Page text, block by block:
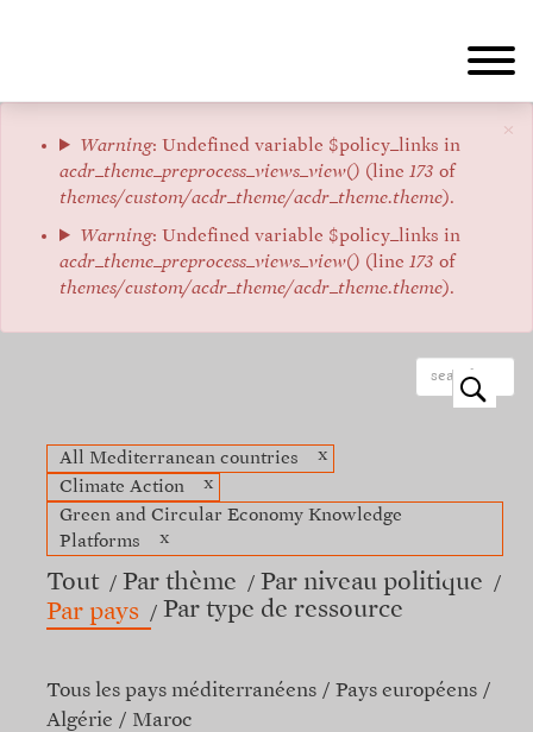
×
Message
d'erreur
Warning: Undefined variable $policy_links in
acdr_theme_preprocess_views_view() (line 173 of
themes/custom/acdr_theme/acdr_theme.theme).
Warning: Undefined variable $policy_links in
acdr_theme_preprocess_views_view() (line 173 of
themes/custom/acdr_theme/acdr_theme.theme).
o
All Mediterranean countries
x
Climate Action
x
Green and Circular Economy Knowledge
Platforms
x
Tout Par thème
Par niveau politique
Par pays
Par type de ressource
Tous les pays méditerranéens
Pays européens
Algérie
Maroc